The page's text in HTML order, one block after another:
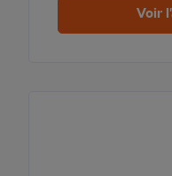
Voir